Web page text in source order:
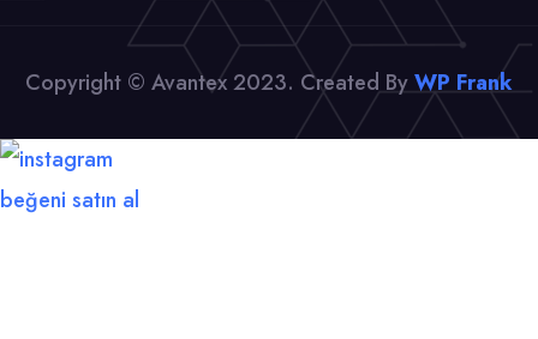
Copyright © Avantex 2023. Created ByWP Frank